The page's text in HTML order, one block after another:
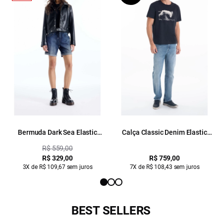
Bermuda Dark Sea Elastic
Tie Dye
R$ 559,00
R$ 329,00
3X de R$ 109,67 sem juros
Calça Classic Denim Elastic
R$ 759,00
7X de R$ 108,43 sem juros
BEST SELLERS